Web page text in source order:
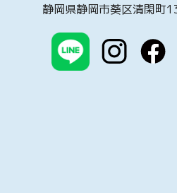
静岡県静岡市葵区清閑町